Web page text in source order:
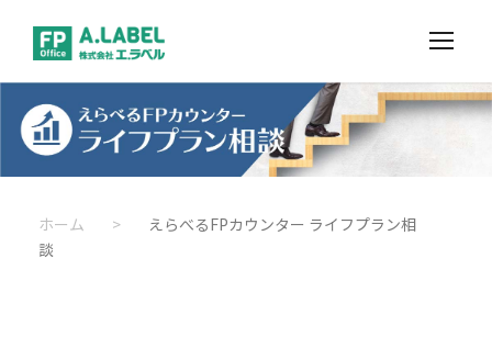
ホーム >
えらべるFPカウンター ライフプラン相
談